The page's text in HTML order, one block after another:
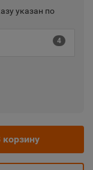
указан по
4
корзину